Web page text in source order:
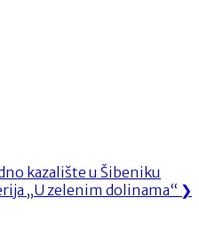
kazalište u Šibeniku
„U zelenim dolinama“ ❯